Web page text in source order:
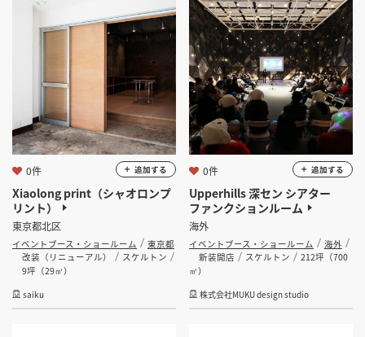
Xiaolong print（シャオロンプ
リント）
東京都北区
イベントブース・ショールーム
東京都
改装（リニューアル）
スケルトン
9坪（29㎡）
saiku
0件 追加する
Upperhills 深セン シアター
ファンクションルーム
海外
イベントブース・ショールーム
海外
新装開店
スケルトン
212坪（700
㎡）
株式会社MUKU design studio
0件 追加する